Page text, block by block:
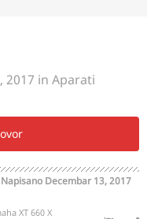
2017 in Aparati
Napisano Decembar 13, 2017
XT 660 X